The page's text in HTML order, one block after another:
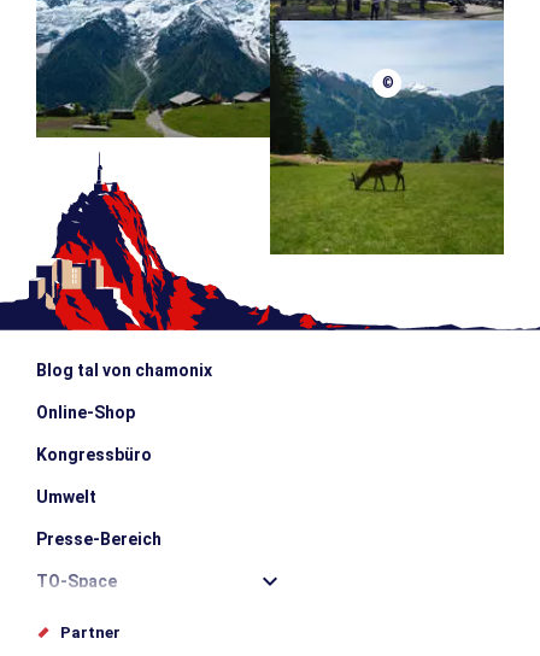
©
Blog tal von chamonix
Online-Shop
Kongressbüro
Umwelt
Presse-Bereich
TO-Space
Offices de tourisme
Partner